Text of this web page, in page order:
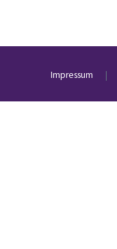
Impressum |